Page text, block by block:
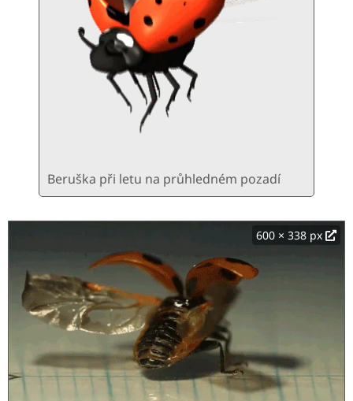
Beruška při letu na průhledném pozadí
600 × 338 px